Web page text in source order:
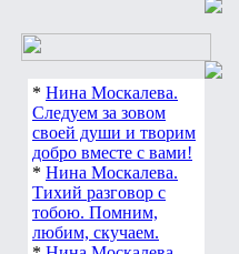
* Нина Москалева.
Следуем за зовом
своей души и творим
добро вместе с вами!
* Нина Москалева.
Тихий разговор с
тобою. Помним,
любим, скучаем.